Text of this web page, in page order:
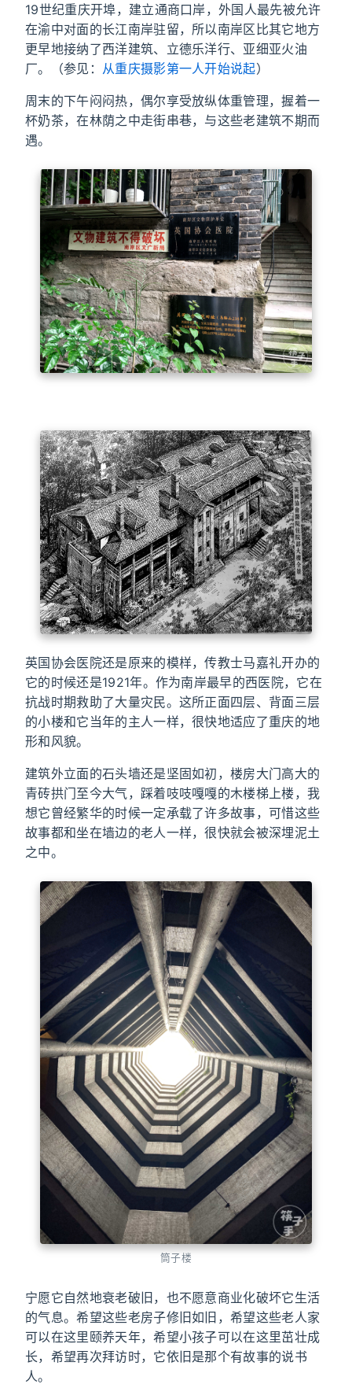
19世纪重庆开埠，建立通商口岸，外国人最先被允许
在渝中对面的长江南岸驻留，所以南岸区比其它地方
更早地接纳了西洋建筑、立德乐洋行、亚细亚火油
厂。（参见：
从重庆摄影第一人开始说起）
周末的下午闷闷热，偶尔享受放纵体重管理，握着一
杯奶茶，在林荫之中走街串巷，与这些老建筑不期而
遇。
英国协会医院还是原来的模样，传教士马嘉礼开办的
它的时候还是1921年。作为南岸最早的西医院，它在
抗战时期救助了大量灾民。这所正面四层、背面三层
的小楼和它当年的主人一样，很快地适应了重庆的地
形和风貌。
建筑外立面的石头墙还是坚固如初，楼房大门高大的
青砖拱门至今大气，踩着吱吱嘎嘎的木楼梯上楼，我
想它曾经繁华的时候一定承载了许多故事，可惜这些
故事都和坐在墙边的老人一样，很快就会被深埋泥土
之中。
筒子楼
宁愿它自然地衰老破旧，也不愿意商业化破坏它生活
的气息。希望这些老房子修旧如旧，希望这些老人家
可以在这里颐养天年，希望小孩子可以在这里茁壮成
长，希望再次拜访时，它依旧是那个有故事的说书
人。